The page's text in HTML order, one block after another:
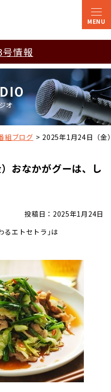
情報
オ
組ブログ 2025年1月24日（金
おなかがグーは、し
投稿日：2025年1月24日
るエトセトラ｣は